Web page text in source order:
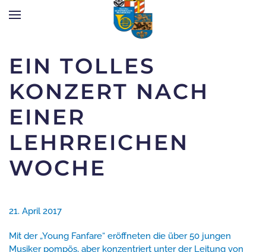
Zum Hauptinhalt springen
EIN TOLLES
KONZERT NACH
EINER
LEHRREICHEN
WOCHE
21. April 2017
Mit der „Young Fanfare“ eröffneten die über 50 jungen
Musiker pompös, aber konzentriert unter der Leitung von